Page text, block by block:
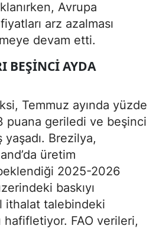
Avrupa
arz azalması
devam etti.
BEŞINCI AYDA
Temmuz ayında yüzde
puana geriledi ve beşinci
Brezilya,
üretim
2025-2026
baskıyı
ithalat talebindeki
hafifletiyor. FAO verileri,